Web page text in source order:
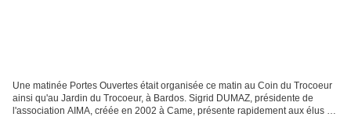
Une matinée Portes Ouvertes était organisée ce matin au Coin du Trocoeur
ainsi qu'au Jardin du Trocoeur, à Bardos. Sigrid DUMAZ, présidente de
l'association AIMA, créée en 2002 à Came, présente rapidement aux élus ou